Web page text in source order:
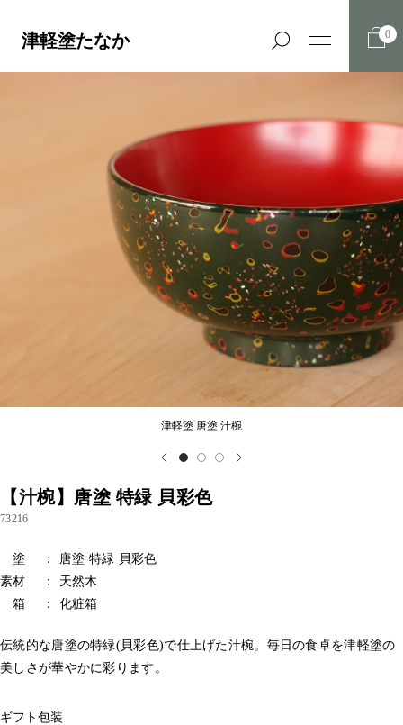
津軽塗たなか 0
津軽塗 唐塗 汁椀
【汁椀】唐塗 特緑 貝彩色
73216
塗 ： 唐塗 特緑 貝彩色
素材 ： 天然木
箱 ： 化粧箱
伝統的な唐塗の特緑(貝彩色)で仕上げた汁椀。毎日の食卓を津軽塗の
美しさが華やかに彩ります。
ギフト包装